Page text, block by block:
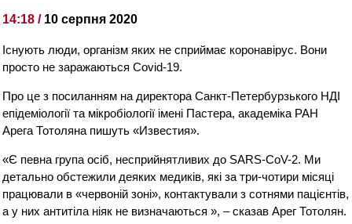
14:18 / 10 серпня 2020
Існують люди, організм яких не сприймає коронавірус. Вони
просто не заражаються Covid-19.
Про це з посиланням на директора Санкт-Петербурзького НДІ
епідеміології та мікробіології імені Пастера, академіка РАН
Арега Тотоляна пишуть «Известия».
«Є певна група осіб, несприйнятливих до SARS-CoV-2. Ми
детально обстежили деяких медиків, які за три-чотири місяці
працювали в «червоній зоні», контактували з сотнями пацієнтів,
а у них антитіла ніяк не визначаються », – сказав Арег Тотолян.